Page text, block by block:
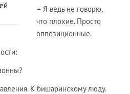
– Я ведь не говорю,
что плохие. Просто
оппозиционные.
К бишаринскому люду.